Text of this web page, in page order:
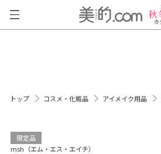
トップ コスメ・化粧品 アイメイク用品
限定品
msh（エム・エス・エイチ）